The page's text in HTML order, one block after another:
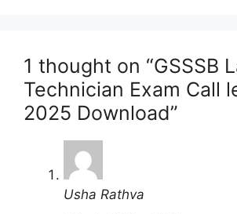
1 thought on “GSSSB
Technician Exam Call
2025 Download”
Usha Rathva